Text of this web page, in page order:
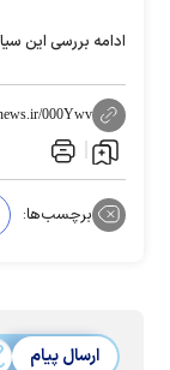
ادامه بررسی این
000Ywv
برچسب‌ها:
ارسال پیام